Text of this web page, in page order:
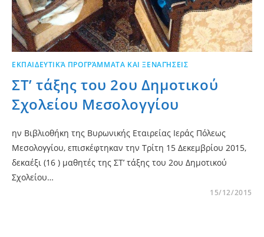
ΕΚΠΑΙΔΕΥΤΙΚΆ ΠΡΟΓΡΆΜΜΑΤΑ ΚΑΙ ΞΕΝΑΓΉΣΕΙΣ
ΣΤ’ τάξης του 2ου Δημοτικού
Σχολείου Μεσολογγίου
ην Βιβλιοθήκη της Βυρωνικής Εταιρείας Ιεράς Πόλεως
Μεσολογγίου, επισκέφτηκαν την Τρίτη 15 Δεκεμβρίου 2015,
δεκαέξι (16 ) μαθητές της ΣΤ’ τάξης του 2ου Δημοτικού
Σχολείου…
15/12/2015